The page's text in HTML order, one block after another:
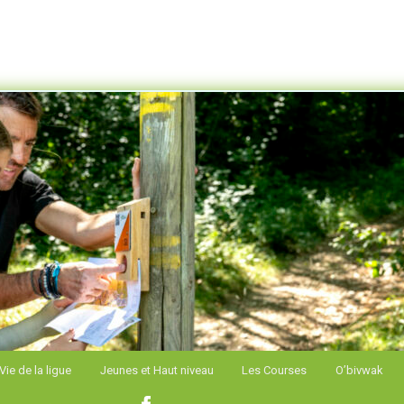
Alpes de Course d'Orientation
Vie de la ligue Jeunes et Haut niveau Les Courses O’bivwak